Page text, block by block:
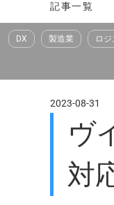
へ
ス
記事一覧
DX 製造業 ロ
2023-08-31
ヴ
対